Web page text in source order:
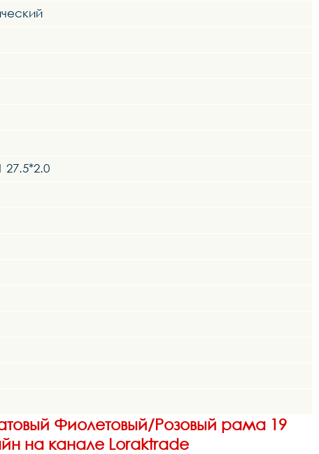
Фиолетовый/Розовый рама 19
на канале Loraktrade